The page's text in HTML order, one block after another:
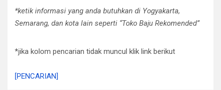
*ketik informasi yang anda butuhkan di Yogyakarta,
Semarang, dan kota lain seperti “Toko Baju Rekomended”
*jika kolom pencarian tidak muncul klik link berikut
[PENCARIAN]